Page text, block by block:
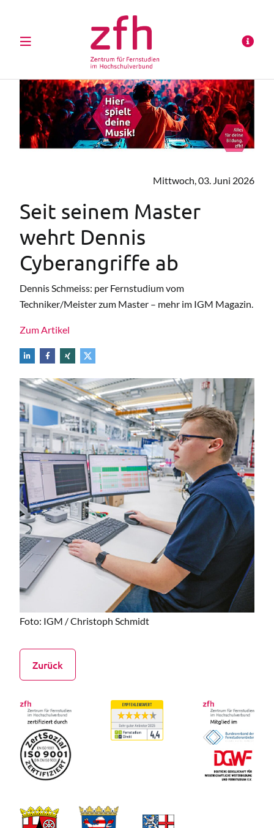
Mittwoch, 03. Juni 2026
Seit seinem Master
wehrt Dennis
Cyberangriffe ab
Dennis Schmeiss: per Fernstudium vom
Techniker/Meister zum Master – mehr im IGM Magazin.
Zum Artikel
Foto: IGM / Christoph Schmidt
Zurück